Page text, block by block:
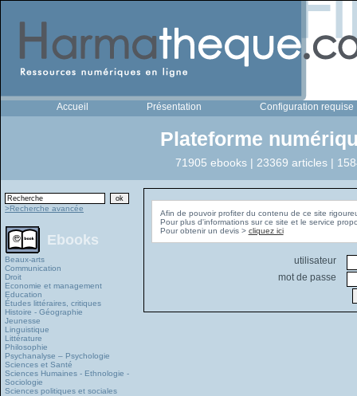
Accueil Présentation Configuration requise
Plateforme
71905 ebooks | 23369 articles |
>Recherche avancée
Ebooks
Beaux-arts
Communication
Droit
Economie et management
Education
Études littéraires, critiques
Histoire - Géographie
Jeunesse
Linguistique
Littérature
Philosophie
Psychanalyse – Psychologie
Sciences et Santé
Sciences Humaines - Ethnologie -
Sociologie
Sciences politiques et sociales
Afin de pouvoir profiter du contenu de ce site
Pour plus d'informations sur ce site et le service
Pour obtenir un devis > cliquez ici
utilisateur
mot de passe